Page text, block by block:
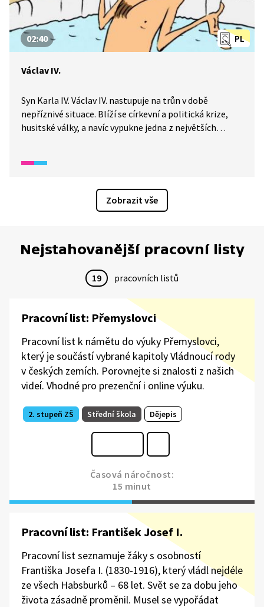
PL
02:40
Václav IV.
Syn Karla IV. Václav IV. nastupuje na trůn v době
nepříznivé situace. Blíží se církevní a politická krize,
husitské války, a navíc vypukne jedna z největších
Zobrazit vše
Nejstahovanější pracovní listy
19 pracovních listů
Pracovní list: Přemyslovci
Pracovní list k námětu do výuky Přemyslovci,
který je součástí vybrané kapitoly Vládnoucí rody
v českých zemích. Porovnejte si znalosti z našich
videí. Vhodné pro prezenční i online výuku.
2. stupeň ZŠ Střední škola Dějepis
Časová náročnost:
15 minut
Pracovní list: František Josef I.
Pracovní list seznamuje žáky s osobností
Františka Josefa I. (1830-1916), který vládl nejdéle
ze všech Habsburků – 68 let. Svět se za dobu jeho
života zásadně proměnil. Musel se vypořádat